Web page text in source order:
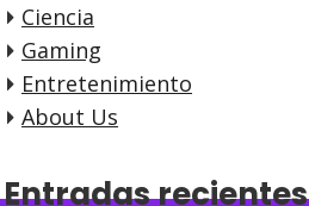
Ciencia
Gaming
Entretenimiento
About Us
Entradas recientes